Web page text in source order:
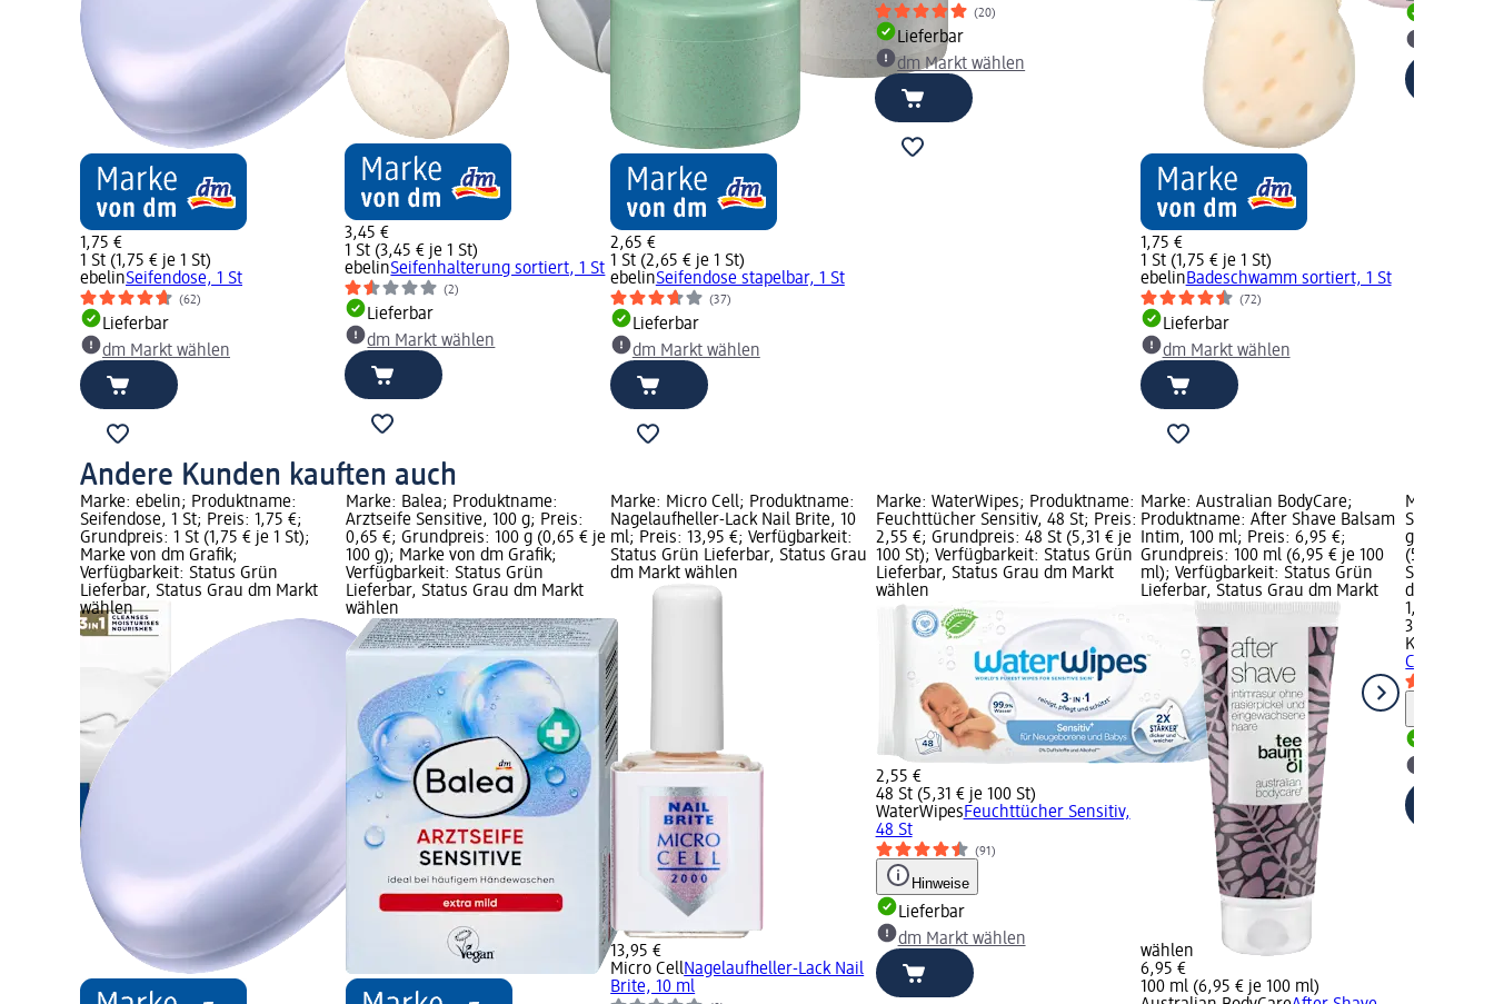
1,75 €
1 St (1,75 € je 1 St)
ebelinSeifendose, 1 St
(62)
Lieferbar
dm Markt wählen
3,45 €
1 St (3,45 € je 1 St)
ebelinSeifenhalterung sortiert, 1 St
(2)
Lieferbar
dm Markt wählen
2,65 €
1 St (2,65 € je 1 St)
ebelinSeifendose stapelbar, 1 St
(37)
Lieferbar
dm Markt wählen
(20)
Lieferbar
dm Markt wählen
1,75 €
1 St (1,75 € je 1 St)
ebelinBadeschwamm sortiert, 1 St
(72)
Lieferbar
dm Markt wählen
Andere Kunden kauften auch
Marke: ebelin; Produktname:
Seifendose, 1 St; Preis: 1,75 €;
Grundpreis: 1 St (1,75 € je 1 St);
Marke von dm Grafik;
Verfügbarkeit: Status Grün
Lieferbar, Status Grau dm Markt
wählen
Marke: Balea; Produktname:
Arztseife Sensitive, 100 g; Preis:
0,65 €; Grundpreis: 100 g (0,65 € je
100 g); Marke von dm Grafik;
Verfügbarkeit: Status Grün
Lieferbar, Status Grau dm Markt
wählen
Marke: Micro Cell; Produktname:
Nagelaufheller-Lack Nail Brite, 10
ml; Preis: 13,95 €; Verfügbarkeit:
Status Grün Lieferbar, Status Grau
dm Markt wählen
13,95 €
Micro CellNagelaufheller-Lack Nail
Brite, 10 ml
Marke: WaterWipes; Produktname:
Feuchttücher Sensitiv, 48 St; Preis:
2,55 €; Grundpreis: 48 St (5,31 € je
100 St); Verfügbarkeit: Status Grün
Lieferbar, Status Grau dm Markt
wählen
2,55 €
48 St (5,31 € je 100 St)
WaterWipesFeuchttücher Sensitiv,
48 St
(91)
Hinweise
Lieferbar
dm Markt wählen
Marke: Australian BodyCare;
Produktname: After Shave Balsam
Intim, 100 ml; Preis: 6,95 €;
Grundpreis: 100 ml (6,95 € je 100
ml); Verfügbarkeit: Status Grün
Lieferbar, Status Grau dm Markt
wählen
6,95 €
100 ml (6,95 € je 100 ml)
Marke:
g; Preis:
(5,00 € je
Status
dm Markt
1,75 €
35 g (5,00
KETO
Chocolate,